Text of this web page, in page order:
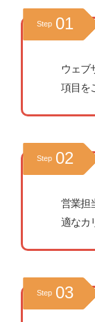
Step 01
ウェブ
項目を
Step 02
営業担
適なカ
Step 03